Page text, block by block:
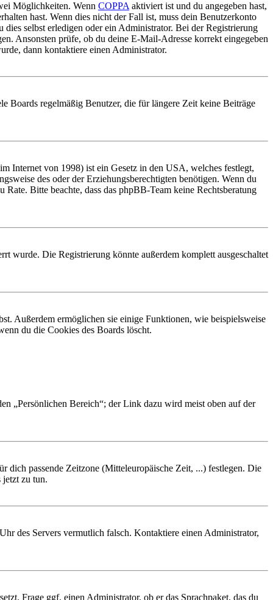
Möglichkeiten. Wenn COPPA aktiviert ist und du angegeben hast,
hast. Wenn dies nicht der Fall ist, muss dein Benutzerkonto
selbst erledigen oder ein Administrator. Bei der Registrierung
Ansonsten prüfe, ob du deine E-Mail-Adresse korrekt eingegeben
dann kontaktiere einen Administrator.
Boards regelmäßig Benutzer, die für längere Zeit keine Beiträge
Internet von 1998) ist ein Gesetz in den USA, welches festlegt,
des oder der Erziehungsberechtigten benötigen. Wenn du
Bitte beachte, dass das phpBB-Team keine Rechtsberatung
wurde. Die Registrierung könnte außerdem komplett ausgeschaltet
Außerdem ermöglichen sie einige Funktionen, wie beispielsweise
du die Cookies des Boards löscht.
„Persönlichen Bereich“; der Link dazu wird meist oben auf der
dich passende Zeitzone (Mitteleuropäische Zeit, ...) festlegen. Die
jetzt zu tun.
des Servers vermutlich falsch. Kontaktiere einen Administrator,
Frage ggf. einen Administrator, ob er das Sprachpaket, das du